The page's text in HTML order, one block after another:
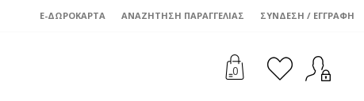
E-ΔΩΡΟΚΆΡΤΑ ΑΝΑΖΉΤΗΣΗ ΠΑΡΑΓΓΕΛΊΑΣ ΣΎΝΔΕΣΗ / ΕΓΓΡΑΦΉ
0